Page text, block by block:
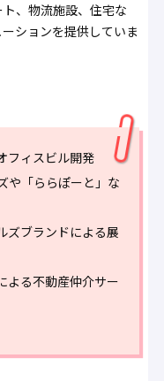
、物流施設、住宅な
ションを提供していま
フィスビル開発
や「ららぽーと」な
ズブランドによる展
よる不動産仲介サー